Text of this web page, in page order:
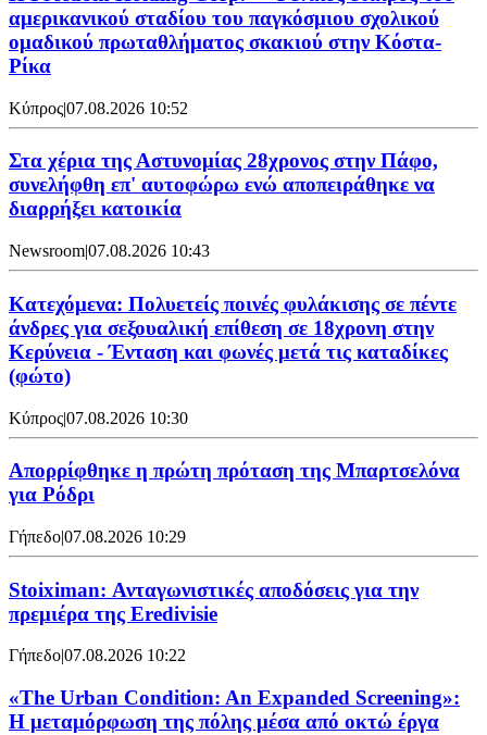
αμερικανικού σταδίου του παγκόσμιου σχολικού
ομαδικού πρωταθλήματος σκακιού στην Κόστα-
Ρίκα
Κύπρος|07.08.2026 10:52
Στα χέρια της Αστυνομίας 28χρονος στην Πάφο,
συνελήφθη επ' αυτοφώρω ενώ αποπειράθηκε να
διαρρήξει κατοικία
Newsroom|07.08.2026 10:43
Κατεχόμενα: Πολυετείς ποινές φυλάκισης σε πέντε
άνδρες για σεξουαλική επίθεση σε 18χρονη στην
Κερύνεια - Ένταση και φωνές μετά τις καταδίκες
(φώτο)
Κύπρος|07.08.2026 10:30
Απορρίφθηκε η πρώτη πρόταση της Μπαρτσελόνα
για Ρόδρι
Γήπεδο|07.08.2026 10:29
Stoiximan: Ανταγωνιστικές αποδόσεις για την
πρεμιέρα της Eredivisie
Γήπεδο|07.08.2026 10:22
«The Urban Condition: An Expanded Screening»:
Η μεταμόρφωση της πόλης μέσα από οκτώ έργα